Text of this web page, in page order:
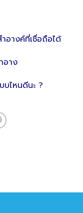
อางค์ที่เชื่อถือได้
อาง
บไหนดีนะ ?